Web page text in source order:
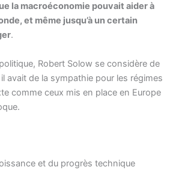
la macroéconomie pouvait aider à
et même jusqu’à un certain
.
Robert Solow se considère de
avait de la sympathie pour les régimes
comme ceux mis en place en Europe
et du progrès technique